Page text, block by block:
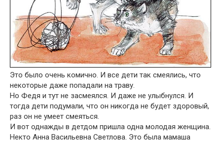
Это было очень комично. И все дети так смеялись, что
некоторые даже попадали на траву.
Но Федя и тут не засмеялся. И даже не улыбнулся. И
тогда дети подумали, что он никогда не будет здоровый,
раз он не умеет смеяться.
И вот однажды в детдом пришла одна молодая женщина.
Некто Анна Васильевна Светлова. Это была мамаша